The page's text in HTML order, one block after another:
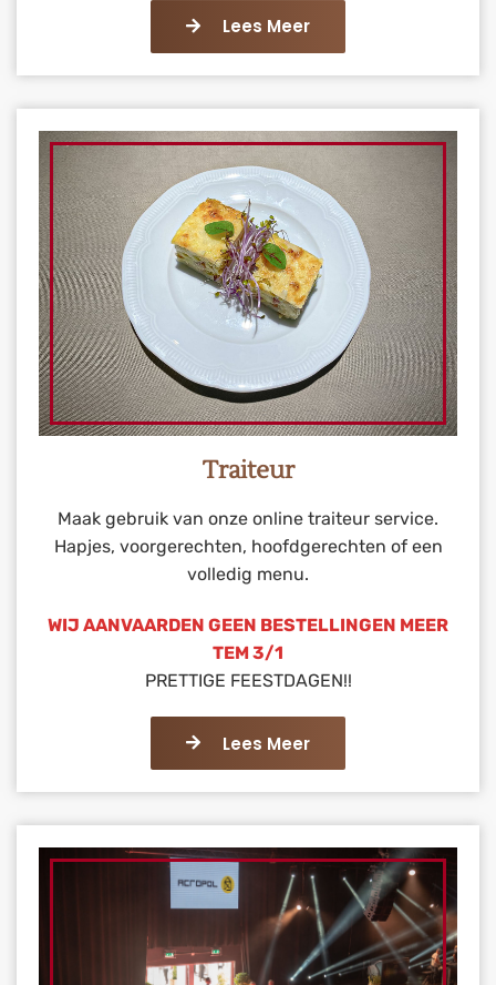
Lees Meer
Traiteur
Maak gebruik van onze online traiteur service.
Hapjes, voorgerechten, hoofdgerechten of een
volledig menu.
WIJ AANVAARDEN GEEN BESTELLINGEN MEER
TEM 3/1
PRETTIGE FEESTDAGEN!!
Lees Meer